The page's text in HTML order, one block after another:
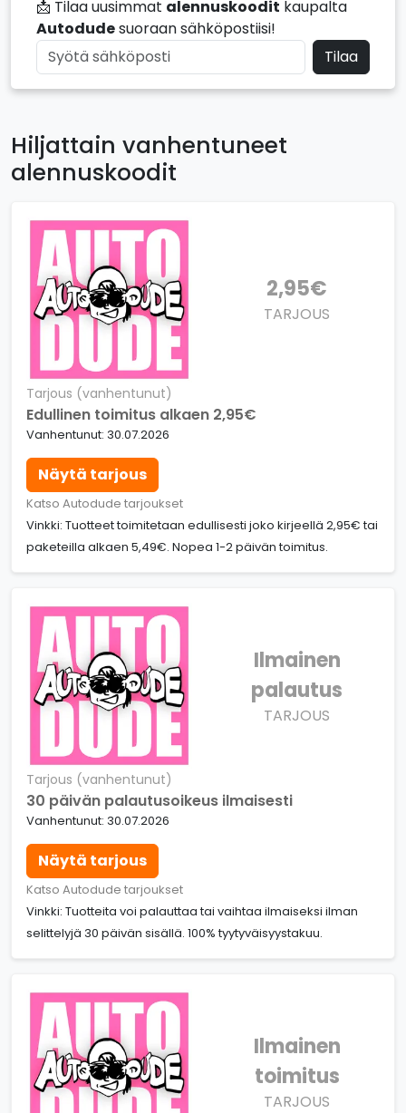
📩 Tilaa uusimmat alennuskoodit kaupalta
Autodudesuoraan sähköpostiisi!
Tilaa
Hiljattain vanhentuneet
alennuskoodit
2,95€
TARJOUS
Tarjous (vanhentunut)
Edullinen toimitus alkaen 2,95€
Vanhentunut: 30.07.2026
Näytä tarjous
Katso Autodude tarjoukset
Vinkki: Tuotteet toimitetaan edullisesti joko kirjeellä 2,95€ tai
paketeilla alkaen 5,49€. Nopea 1-2 päivän toimitus.
Ilmainen
palautus
TARJOUS
Tarjous (vanhentunut)
30 päivän palautusoikeus ilmaisesti
Vanhentunut: 30.07.2026
Näytä tarjous
Katso Autodude tarjoukset
Vinkki: Tuotteita voi palauttaa tai vaihtaa ilmaiseksi ilman
selittelyjä 30 päivän sisällä. 100% tyytyväisyystakuu.
Ilmainen
toimitus
TARJOUS